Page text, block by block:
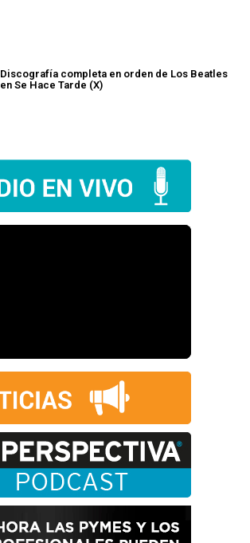
Discografía completa en orden de Los Beatles
en Se Hace Tarde (X)